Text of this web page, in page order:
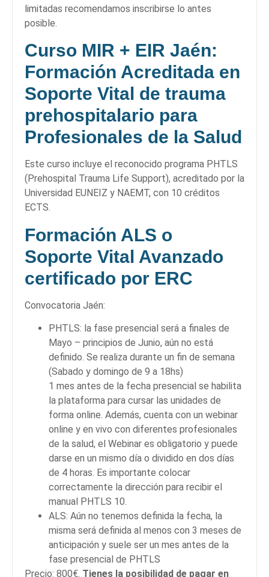
limitadas recomendamos inscribirse lo antes
posible.
Curso MIR + EIR Jaén:
Formación Acreditada en
Soporte Vital de trauma
prehospitalario para
Profesionales de la Salud
Este curso incluye el reconocido programa PHTLS
(Prehospital Trauma Life Support), acreditado por la
Universidad EUNEIZ y NAEMT, con 10 créditos
ECTS.
Formación ALS o
Soporte Vital Avanzado
certificado por ERC
Convocatoria Jaén:
PHTLS: la fase presencial será a finales de
Mayo – principios de Junio, aún no está
definido. Se realiza durante un fin de semana
(Sabado y domingo de 9 a 18hs)
1 mes antes de la fecha presencial se habilita
la plataforma para cursar las unidades de
forma online. Además, cuenta con un webinar
online y en vivo con diferentes profesionales
de la salud, el Webinar es obligatorio y puede
darse en un mismo día o dividido en dos días
de 4 horas. Es importante colocar
correctamente la dirección para recibir el
manual PHTLS 10.
ALS: Aún no tenemos definida la fecha, la
misma será definida al menos con 3 meses de
anticipación y suele ser un mes antes de la
fase presencial de PHTLS
Precio: 800€. Tienes la posibilidad de pagar en